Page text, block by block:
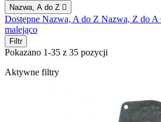
Nazwa, A do Z 
Dostępne Nazwa, A do Z Nazwa, Z do A
malejąco
Filtr
Pokazano 1-35 z 35 pozycji
Aktywne filtry